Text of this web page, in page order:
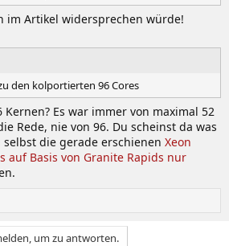
im Artikel widersprechen würde!
den kolportierten 96 Cores
Es war immer von maximal 52
Rede, nie von 96. Du scheinst da was
die gerade erschienen Xeon
auf Basis von Granite Rapids nur
um zu antworten.